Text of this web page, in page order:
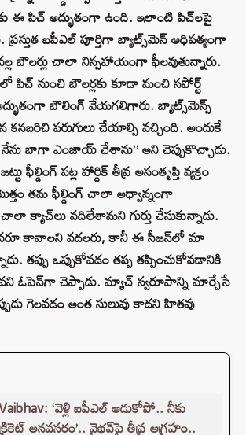
ఈ పిచ్‌ అద్భుతంగా ఉంది. ఇలాంటి పిచ్‌లపై
ఐపీఎల్ పూర్తిగా బ్యాట్స్‌మెన్ ఆధిపత్యంగా
బౌలర్లు చాలా నిస్సహాయంగా ఫీలవుతున్నారు.
నుంచి బౌలర్లకు కూడా మంచి సపోర్ట్
బౌలింగ్ వేయగలిగారు. బ్యాట్స్‌మెన్స్
కనబరిచి పరుగులు చేయాల్సి వచ్చింది. అందుకే
బాగా ఎంజాయ్ చేశాను” అని చెప్పుకొచ్చాడు.
ఫీల్డింగ్ పట్ల హార్దిక్ తీవ్ర అసంతృప్తి వ్యక్తం
తమ ఫీల్డింగ్ చాలా అధ్వాన్నంగా
క్యాచ్‌లు వదిలేశామని గుర్తు చేసుకున్నాడు.
కావాలని వదలరు, కానీ ఈ సీజన్‌లో మా
తప్పు ఒప్పుకోవడం తప్ప తప్పించుకోవడానికి
ఓపెన్‌గా చెప్పాడు. మ్యాచ్ స్వరూపాన్ని మార్చేసే
గెలవడం అంత సులువు కాదని హితవు
‘వెళ్లి ఐపీఎల్ ఆడుకోపో.. నీకు
అనవసరం’.. వైభవ్‌పై తీవ్ర ఆగ్రహం..